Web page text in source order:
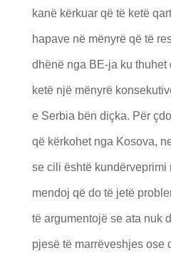
kanë kërkuar që të ketë
hapave në mënyrë që të
dhënë nga BE-ja ku thuhet
ketë një mënyrë
e Serbia bën diçka. Për
që kërkohet nga Kosova,
se cili është kundërveprimi
mendoj që do të jetë
të argumentojë se ata nuk
pjesë të marrëveshjes ose